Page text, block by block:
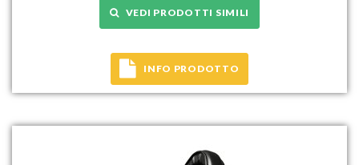
VEDI PRODOTTI SIMILI
INFO PRODOTTO